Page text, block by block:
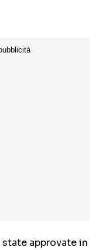
approvate in